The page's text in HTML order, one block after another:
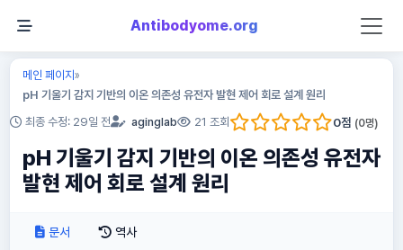
Antibodyome.org
메인 페이지»
pH 기울기 감지 기반의 이온 의존성 유전자 발현 제어 회로 설계 원리
최종 수정: 29일 전 aginglab 21 조회 0점 (0명)
pH 기울기 감지 기반의 이온 의존성 유전자
발현 제어 회로 설계 원리
문서 역사